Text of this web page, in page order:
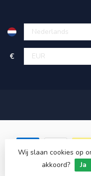
€
© Copyright 2026
Wij slaan cookies op
akkoord?
Ja